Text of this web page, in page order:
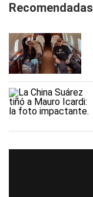
Recomendadas